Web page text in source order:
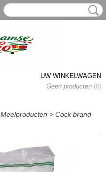
UW WINKELWAGEN
Geen producten (0)
Meelproducten > Cock brand